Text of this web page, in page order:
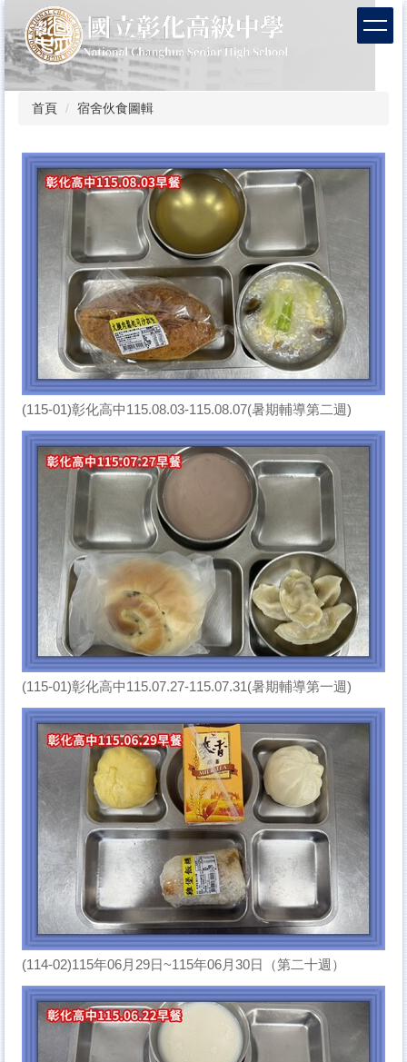
到
主
要
內
首頁 宿舍伙食圖輯
(115-01)彰化高中115.08.03-115.08.07(暑期輔導第二週)
(115-01)彰化高中115.07.27-115.07.31(暑期輔導第一週)
(114-02)115年06月29日~115年06月30日（第二十週）